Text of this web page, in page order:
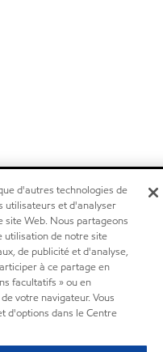
d'autres technologies de
utilisateurs et d'analyser
Web. Nous partageons
utilisation de notre site
de publicité et d'analyse,
à ce partage en
facultatifs » ou en
votre navigateur. Vous
d'options dans le Centre